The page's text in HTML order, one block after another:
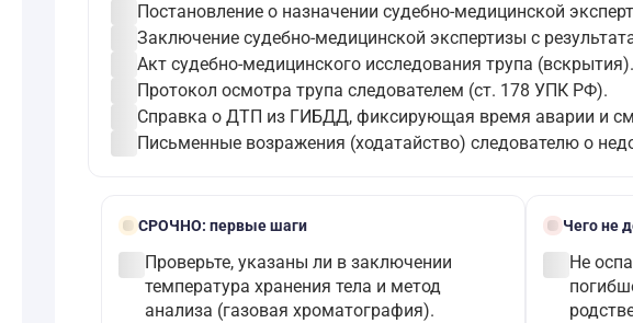
Постановление о назначении судебно-медицинской
Заключение судебно-медицинской экспертизы с
Акт судебно-медицинского исследования трупа (вскрытия).
Протокол осмотра трупа следователем (ст. 178 УПК РФ).
Справка о ДТП из ГИБДД, фиксирующая время аварии и
Письменные возражения (ходатайство) следователю о
boltСРОЧНО: первые шаги
Проверьте, указаны ли в заключении
температура хранения тела и метод
анализа (газовая хроматография).
block Чего не
Не